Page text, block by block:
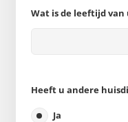
Wat is de leeftijd van
Heeft u andere
Ja